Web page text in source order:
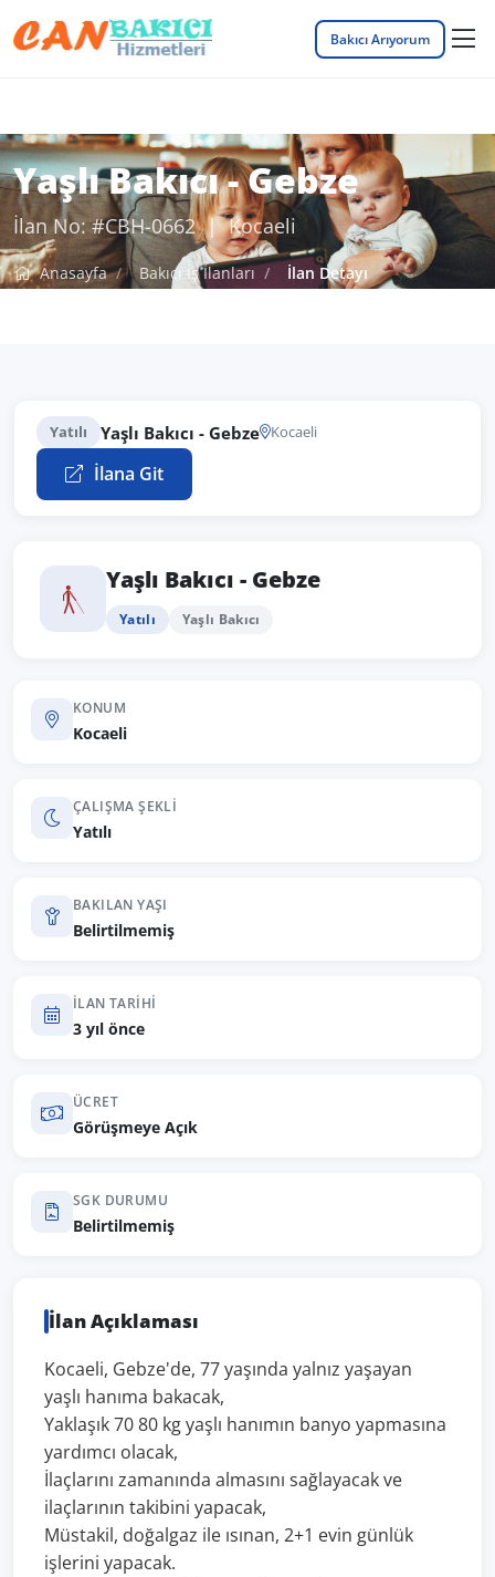
Bakıcı Arıyorum
Yaşlı Bakıcı - Gebze
İlan No: #CBH-0662 | Kocaeli
Anasayfa Bakıcı İş İlanları İlan Detayı
Yatılı Yaşlı Bakıcı - Gebze Kocaeli
İlana Git
Yaşlı Bakıcı - Gebze
Yatılı Yaşlı Bakıcı
KONUM
Kocaeli
ÇALIŞMA ŞEKLI
Yatılı
BAKILAN YAŞI
Belirtilmemiş
İLAN TARIHI
3 yıl önce
ÜCRET
Görüşmeye Açık
SGK DURUMU
Belirtilmemiş
İlan Açıklaması
Kocaeli, Gebze'de, 77 yaşında yalnız yaşayan
yaşlı hanıma bakacak,
Yaklaşık 70 80 kg yaşlı hanımın banyo yapmasına
yardımcı olacak,
İlaçlarını zamanında almasını sağlayacak ve
ilaçlarının takibini yapacak,
Müstakil, doğalgaz ile ısınan, 2+1 evin günlük
işlerini yapacak.